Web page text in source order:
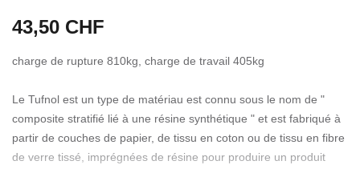
43,50 CHF
charge de rupture 810kg, charge de travail 405kg
Le Tufnol est un type de matériau est connu sous le nom de "
composite stratifié lié à une résine synthétique " et est fabriqué à
partir de couches de papier, de tissu en coton ou de tissu en fibre
de verre tissé, imprégnées de résine pour produire un produit